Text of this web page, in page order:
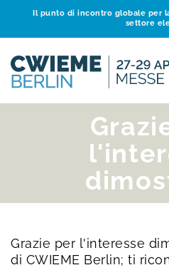
Il punto di incontro globale per
settore
Grazie per l'interesse
di CWIEME Berlin; ti